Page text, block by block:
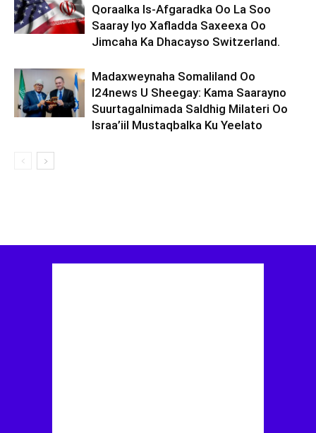
Qoraalka Is-Afgaradka Oo La Soo
Saaray Iyo Xafladda Saxeexa Oo
Jimcaha Ka Dhacayso Switzerland.
Madaxweynaha Somaliland Oo
I24news U Sheegay: Kama Saarayno
Suurtagalnimada Saldhig Milateri Oo
Israa’iil Mustaqbalka Ku Yeelato